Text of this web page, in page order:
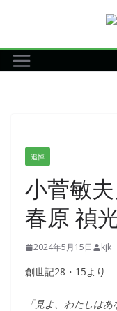
テ
ン
追悼
小菅敏
春原 禎
2024年5月15日 kjk
創世記28・15より
「見よ、わたしは